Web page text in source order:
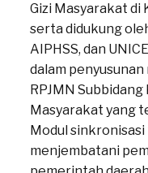
Gizi Masyarakat di
serta didukung
AIPHSS, dan
dalam penyusunan
RPJMN Subbidang
Masyarakat yang
Modul
menjembatani